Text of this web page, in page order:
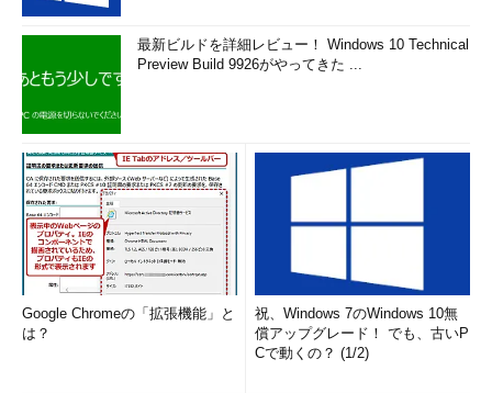
最新ビルドを詳細レビュー！ Windows 10 Technical
Preview Build 9926がやってきた ...
Google Chromeの「拡張機能」と
は？
祝、Windows 7のWindows 10無
償アップグレード！ でも、古いP
Cで動くの？ (1/2)